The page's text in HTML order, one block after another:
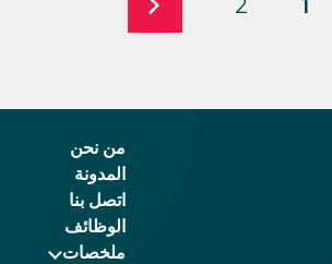
1
2
من نحن
المدونة
اتصل بنا
الوظائف
ملخصات